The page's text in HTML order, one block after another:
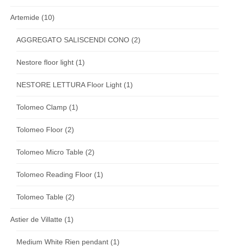
Artemide (10)
AGGREGATO SALISCENDI CONO (2)
Nestore floor light (1)
NESTORE LETTURA Floor Light (1)
Tolomeo Clamp (1)
Tolomeo Floor (2)
Tolomeo Micro Table (2)
Tolomeo Reading Floor (1)
Tolomeo Table (2)
Astier de Villatte (1)
Medium White Rien pendant (1)